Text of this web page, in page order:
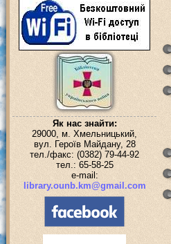
Як нас знайти:
29000, м. Хмельницький,
вул. Героїв Майдану, 28
тел./факс: (0382) 79-44-92
тел.: 65-58-25
e-mail:
library.ounb.km@gmail.com